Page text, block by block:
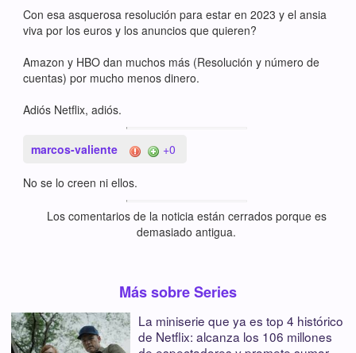
Con esa asquerosa resolución para estar en 2023 y el ansia
viva por los euros y los anuncios que quieren?
Amazon y HBO dan muchos más (Resolución y número de
cuentas) por mucho menos dinero.
Adiós Netflix, adiós.
marcos-valiente +0
No se lo creen ni ellos.
Los comentarios de la noticia están cerrados porque es
demasiado antigua.
Más sobre Series
La miniserie que ya es top 4 histórico
de Netflix: alcanza los 106 millones